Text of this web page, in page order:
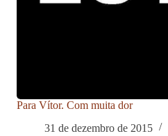
Para Vítor. Com muita dor
31 de dezembro de 2015